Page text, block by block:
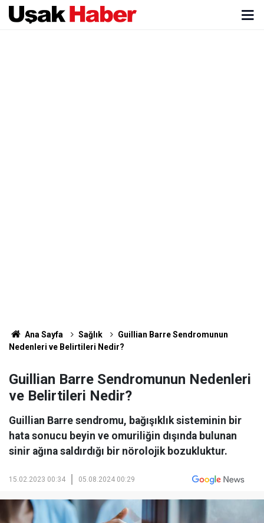
Ana Sayfa Sağlık
Guillian Barre Sendromunun
Nedenleri ve Belirtileri Nedir?
Guillian Barre Sendromunun Nedenleri
ve Belirtileri Nedir?
Guillian Barre sendromu, bağışıklık sisteminin bir
hata sonucu beyin ve omuriliğin dışında bulunan
sinir ağına saldırdığı bir nörolojik bozukluktur.
15.02.2023 00:34 05.08.2024 00:29